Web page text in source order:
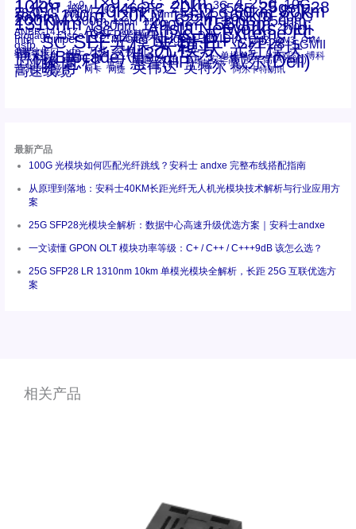
1x9 3G 10G
10km 15KM 16G 16GFC 20km 25GE 25gsfp28
28.05G 30km 40Km 50m 53.125G 60km 80km
100km 100m 120KM 155M 160km 200G
200KM 300m 400m 550m 622m 800G 850nm
1310nm 1330nm 1490nm 1550nm 2500m
ANBR-1414TZ AOC Arista Arista Networks bidi
Brocade Cisco CSFP光模块 DAC Dell Extreme FC
Intel Juniper LC MPO-LC Netgear NVIDIA OM2 OM3 OM4
qsfp SC SFF光模块 SFP+ SFP28 SGMII
st螺纹接口 xfp 万兆 交换机 光模块 光纤模块
千兆光模块 华三 华三(H3C) 华为 单模单芯 单模双芯 博科
博科(Brocade) 博通 友讯 多模 安华高 安华高(Avago)
工业级 思科 惠普 惠普(HP) 戴尔 戴尔(Dell)
百兆 瞻博 网卡 网捷 英伟达 英特尔 阿尔卡特朗讯
高速线缆
最新产品
100G 光模块如何匹配光纤跳线？安科士 andxe 完整布线搭配指南
从原理到落地：安科士40KM长距光纤无人机光模块技术解析与行业应用方
案
25G SFP28光模块全解析：数据中心高速升级优选方案｜安科士andxe
一文读懂 GPON OLT 模块功率等级：C+ / C++ / C+++9dB 该怎么选？
25G SFP28 LR 1310nm 10km 单模光模块全解析，长距 25G 互联优选方
案
相关产品